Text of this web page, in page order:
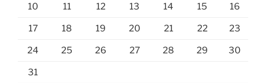
10 11 12 13 14 15 16
17 18 19 20 21 22 23
24 25 26 27 28 29 30
31